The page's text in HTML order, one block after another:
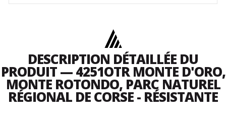
DESCRIPTION DÉTAILLÉE DU
PRODUIT — 4251OTR MONTE D'ORO,
MONTE ROTONDO, PARC NATUREL
RÉGIONAL DE CORSE - RÉSISTANTE